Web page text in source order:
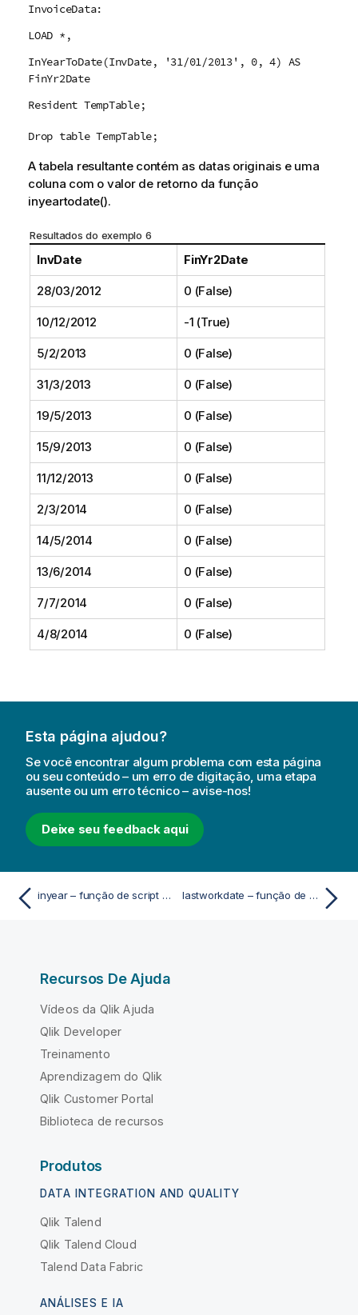
InvoiceData:
LOAD *,
InYearToDate(InvDate, '31/01/2013', 0, 4) AS
FinYr2Date
Resident TempTable;
Drop table TempTable;
A tabela resultante contém as datas originais e uma
coluna com o valor de retorno da função
inyeartodate().
Resultados do exemplo 6
InvDate FinYr2Date
28/03/2012 0 (False)
10/12/2012 -1 (True)
5/2/2013 0 (False)
31/3/2013 0 (False)
19/5/2013 0 (False)
15/9/2013 0 (False)
11/12/2013 0 (False)
2/3/2014 0 (False)
14/5/2014 0 (False)
13/6/2014 0 (False)
7/7/2014 0 (False)
4/8/2014 0 (False)
Esta página ajudou?
Se você encontrar algum problema com esta página
ou seu conteúdo – um erro de digitação, uma etapa
ausente ou um erro técnico – avise-nos!
Deixe seu feedback aqui
inyear – função de script e gráfico lastworkdate – função de script e gráfico
Recursos De Ajuda
Vídeos da Qlik Ajuda
Qlik Developer
Treinamento
Aprendizagem do Qlik
Qlik Customer Portal
Biblioteca de recursos
Produtos
DATA INTEGRATION AND QUALITY
Qlik Talend
Qlik Talend Cloud
Talend Data Fabric
ANÁLISES E IA